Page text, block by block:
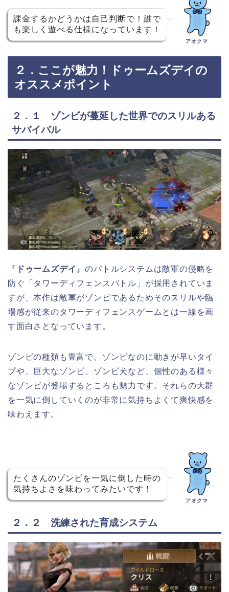
課金するかどうかは自己判断で！誰で
も楽しく遊べる仕様になっています！
アオクマ
２．ここが魅力！ドゥームズデイの
オススメポイント
２．１ ゾンビが蔓延した世界でのスリルある
サバイバル
『 ドゥームズデイ 』のバトルシステムは敵軍の侵略を
防ぐ「タワーディフェンスバトル」が採用されていま
すが、本作は敵軍がゾンビであるためそのスリルや臨
場感が従来のタワーディフェンスゲームとは一線を画
す面白さとなっています。
ゾンビの種類も豊富で、ゾンビなのに動きが早いタイ
プや、巨大なゾンビ、ゾンビ犬など、個性のある様々
なゾンビが登場するところも魅力です。それらの大群
を一気に倒していくのが非常に気持ちよくて爽快感を
味わえます。
たくさんのゾンビを一気に倒した時の
気持ちよさを味わってみたいです！
アオクマ
２．２ 洗練された育成システム